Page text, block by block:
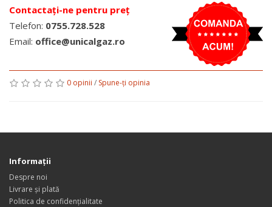
Contactați-ne pentru preț
Telefon: 0755.728.528
Email: office@unicalgaz.ro
0 opinii / Spune-ţi opinia
Informaţii
Despre noi
Livrare și plată
Politica de confidențialitate